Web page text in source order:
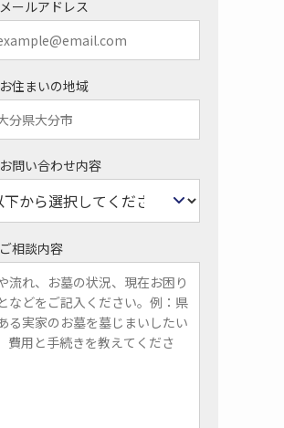
メールアドレス
お住まいの地域
お問い合わせ内容
ご相談内容